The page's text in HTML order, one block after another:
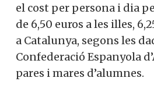
el cost per persona i dia
de 6,50 euros a les illes,
a Catalunya, segons les
Confederació Espanyola
pares i mares d’alumnes.